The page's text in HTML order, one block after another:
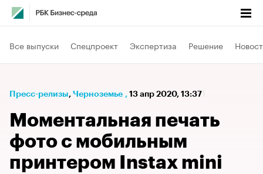
Все выпуски Спецпроект Экспертиза Решение
Пресс-релизы⁠, Черноземье , 13 апр 2020, 13:37
Моментальная печать
фото с мобильным
принтером Instax mini